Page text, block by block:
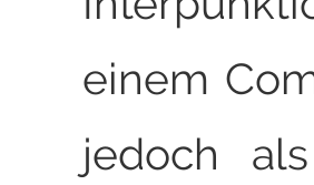
einem
jedoch